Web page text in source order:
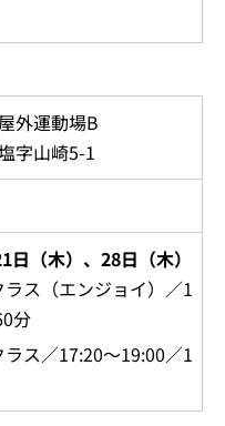
外運動場B
字山崎5-1
（木）、28日（木）
ス（エンジョイ）／1
分
ス／17:20～19:00／1